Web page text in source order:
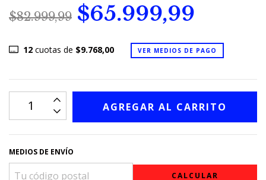
$82.999,99 $65.999,99
12cuotas de $9.768,00 VER MEDIOS DE PAGO
MEDIOS DE ENVÍO
CALCULAR